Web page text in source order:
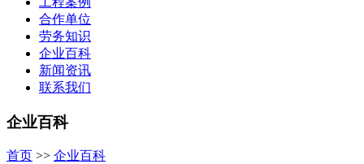
合作单位
劳务知识
企业百科
新闻资讯
联系我们
企业百科
首页 >> 企业百科